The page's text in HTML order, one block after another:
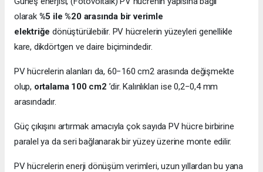
olarak %5 ile %20 arasında bir verimle
elektriğedönüştürülebilir. PV hücrelerin yüzeyleri genellikle
kare, dikdörtgen ve daire biçimindedir.
PV hücrelerin alanları da, 60−160 cm2 arasında değişmekte
olup, ortalama 100 cm2 ’dir. Kalınlıkları ise 0,2−0,4 mm
arasındadır.
Güç çıkışını artırmak amacıyla çok sayıda PV hücre birbirine
paralel ya da seri bağlanarak bir yüzey üzerine monte edilir.
PV hücrelerin enerji dönüşüm verimleri, uzun yıllardan bu yana